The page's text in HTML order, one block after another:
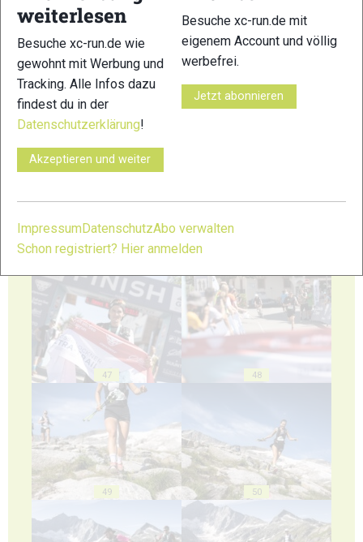
41 42
47 48
49 50
weiterlesen
Besuche xc-run.de wie
gewohnt mit Werbung und
Tracking. Alle Infos dazu
findest du in der
Datenschutzerklärung!
Akzeptieren und weiter
Besuche xc-run.de mit
eigenem Account und völlig
werbefrei.
Jetzt abonnieren
Impressum DatenschutzAbo verwalten
Schon registriert? Hier anmelden